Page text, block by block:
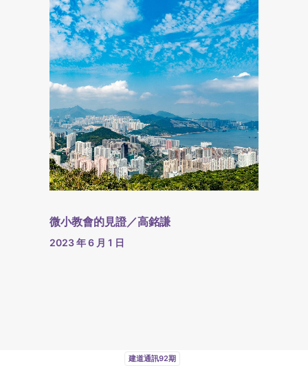
微小教會的見證／高銘謙
2023 年 6 月 1 日
建道通訊92期